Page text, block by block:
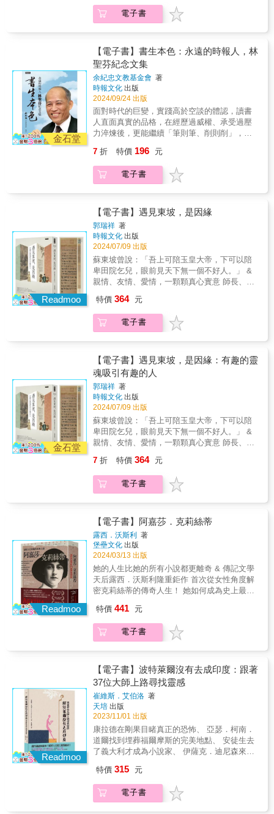
優秀文人，卻再沒人能複製其風格。他從報紙
起家，聲名鵲起後輾轉落腳於剛起步的《紐約
客》。從二十世紀三〇年代到六〇年代，他宛
如紐約的代言人，他走遍城市每一個角落，記
錄下這座偉大的城市裡形形色色的人——從莫
霍克（Mohawk）的鋼鐵工人到史泰登島
（Staten Island）的牡蠣採集工人，從流落街
頭、號稱在撰寫百萬字口述史的「海鷗教授」
喬・古爾德到創辦紐約首屈一指的沙龍的老約
翰・麥克索利（Old John McSorley）。然而，
曾寫出《我洗耳恭聽》（My Ears Are
Bent）、《喬・古爾德的秘密》（Joe Gould’s
美妙的書寫後，卻突然消匿於文學史，再無新
作整整三十年？當米契爾於一九九六年去世
時，他最廣為人知的，不是優雅獨特的寫作風
羅德．羅斯（Harold Ross）傳記的湯瑪斯．康
克爾（Thomas Kunkel），所撰寫的《米契爾
先生為何不寫了？》（Man in Profile），是第
一部完整追索米契爾的傳記。這位傳奇作家如
何思考？如何寫作？此外，亦嘗試回答困擾讀
者和評論家數十年的大哉問：米契爾為何停筆
三十年？無論戰前抑或戰後，米契爾耗費數十
年於紐約街頭晃蕩，以文字留下關於這個城市
的剪影，永恆而深刻。然而，到了二十世紀七
米契爾逐漸認不出這個生活了大半輩子的城
市。這種迷茫困惑，再加上他對自身越來越高
的要求，都讓米契爾如履薄冰，最終墜落於無
經是半個世紀以前的事，這位已逝的作家仍有
著深刻的魅力。他的作品、他的故事——尤其
是那神隱的三十年——都超越了時空，吸引著
大批追隨者。康克爾這部深受評論界肯定的
《米契爾先生為何不寫了？》，帶領我們回望
這個曾定義非虛構寫作的傳奇作家，而這頭美
國新聞界的雄獅，也終於走出了曾經威脅著要
吞噬他的陰影。【各界讚譽】 「一本關於我
為約瑟夫・米契爾作傳的理想人選……是關於
《紐約客》雜誌精神與紐約報業的傳奇黃金年
代的偉大權威之一，名符其實、無愧於傳主的
作家與巧匠。」——布萊克貝利（Blake
「極具說服力地描繪出一個關心世間萬物的
人。」——《倫敦書評》（London Review of
Books） 「這本精彩的書生動地闡述了米契爾
的一生和成就。」——《芝加哥論壇報》
（Chicago Tribune） 「一本面面俱到且引人
共鳴的全新傳記。」——露絲．富蘭克林
（Ruth Franklin），評論家、美國國家書評人
協會獎傳記類得主 「極其出色……（我們之
中有許多）約瑟夫．米契爾的忠實讀者從不厭
我們是否需要一本米契爾的傳記。……現在，
湯瑪斯．康克爾寫了這本書，證明我們非常需
要一本一流的米契爾傳記。」——《華爾街日
先生為何不寫了》是一本優雅動人的傳記，主
角深具紐約特質一如其筆下的紐約角色，他深
信這座城市的魔力並為其獨特特徵添磚加
瓦。」——《紐約時報》（The New York
Times） 「報導文學的守護神自一九九六年去
世至今沒有任何一本傳記，這讓人困惑，但湯
瑪斯．康克爾的《米契爾先生為何不寫了？》
值得等待。……生動且見解深刻。」——《舊
凡之作……任何想以報導文學闖出名堂的作家
都必須與米契爾打交道。」——《哥倫比亞新
聞評論》（Columbia Journalism Review）
「對於《紐約客》的愛好者而言，講述雜誌往
會漸成變革中心，林聖芬先生觀察敏銳深刻，
在大是大非之間，常能不畏壓力，執筆陳詞，
見證。先後出任政治組召集人、採訪主任、副
總編輯、副總主筆、時報雜誌總編輯。服務中
國時報期間，先生秉性謙和良善，每於繁忙的
新聞工作之餘，廣泛結合政治、經濟、學術、
文化各方面資源，以自身為平台，溝通交流、
多方媒合，與人為善，無私奉獻。《中時晚
報》成立，受命出任第二任社長，《中國時
報》總編輯、社長、發行人，出任中國電視公
司董事長，前後效力於時報集團近四十年。在
台灣民主化過程中，號召師友集思廣益，共同
期兼任余紀忠文教基金會董事兼副執行長。時
報成立四十週年之際，力倡「種樹救水源（俟
河之清）」等多項社會公共議題，推動台灣邁
生，在每個崗位都全力以赴，他見證了時代，
留下了一個時報人清晰的足印。集結眾多故友
懷想、深深的懷念，永恆追思文集，以茲紀
念。
電子書
金石堂
【電子書】書生本色：永遠的時報人，林
聖芬紀念文集
余紀忠文教基金會 著
時報文化 出版
2024/09/24 出版
面對時代的巨變，實踐高於空談的體認，讀書
人直面真實的品格，在經歷過威權、承受過壓
力淬煉後，更能繼續「筆則筆、削則削」，足
頗深，亟需改革，社會力開始甦醒的時代。國
會漸成變革中心，林聖芬先生觀察敏銳深刻，
在大是大非之間，常能不畏壓力，執筆陳詞，
見證。先後出任政治組召集人、採訪主任、副
總編輯、副總主筆、時報雜誌總編輯。服務中
國時報期間，先生秉性謙和良善，每於繁忙的
新聞工作之餘，廣泛結合政治、經濟、學術、
文化各方面資源，以自身為平台，溝通交流、
多方媒合，與人為善，無私奉獻。《中時晚
報》成立，受命出任第二任社長，《中國時
報》總編輯、社長、發行人，出任中國電視公
司董事長，前後效力於時報集團近四十年。在
推動台灣社會、政經、文化的進步發展，並長
期兼任余紀忠文教基金會董事兼副執行長。時
報成立四十週年之際，力倡「種樹救水源（俟
河之清）」等多項社會公共議題，推動台灣邁
向「公與義的社會」。結合抱負與志業的一
生，在每個崗位都全力以赴，他見證了時代，
留下了一個時報人清晰的足印。集結眾多故友
懷想、深深的懷念，永恆追思文集，以茲紀
念。
7 折 特價 196 元
電子書
Readmoo
【電子書】遇見東坡，是因緣
郭瑞祥 著
時報文化 出版
2024/07/09 出版
蘇東坡曾說：「吾上可陪玉皇大帝，下可以陪
卑田院乞兒，眼前見天下無一個不好人。」 &
親情、友情、愛情，一顆顆真心實意 師長、文
荒，一場場危厄橫逆 蘇軾一步步走過64年驚險
又精采的日月 與何人相遇，皆是因緣 & 以蘇軾
的人際社交圈為觀察點，在豐富的史料基礎
蘇軾與大宋三十多位文化精英的命運交織和人
生糾葛。細緻地按照時間脈絡，結合蘇軾所處
的境況際遇，解讀其詩詞作品。 透過蘇軾與家
人、師友、知己、政敵、弟子等人的社會交
往，可一覽北宋文人圈的藝術生活，窺見「烏
臺詩案」牽涉的諸多往事，充分了解其人格魅
力和豐富的一生。 「群狼環伺，步步驚心」的
北宋政治中，細看蘇軾如何展現「一蓑煙雨任
平生」、「也無風雨也無晴」的人生哲學。 &
「其於人，見善稱之，如恐不及；見不善斥
用此數困於世，然終不以為恨。」──蘇轍 &
「如果自己要去古代旅行，會和蘇東坡一起
去。」──余光中 & 隨書附「天下第三行書」北
州。已過三寒食。年年欲惜春。春去不容惜。
今年又苦雨。兩月秋蕭瑟。臥聞海棠花。泥汙
燕支雪。闇中偷負去。夜半真有力。何殊病少
年。子（點去）。病起頭已白。春江欲入戶。
雨勢來不已。雨（點去）。小屋如漁舟。濛濛
水雲裡。空庖煮寒菜。破竈燒濕葦。那知是寒
食。但見烏銜帋。君門深九重。墳墓在万里。
& 1082年，蘇軾於黃州東坡雪堂寫下的二首
詩，此帖行書筆法自由，是他平生最得意的書
法作品，被稱為「蘇書第一」。此詩為其人生
低谷的記錄，見證了以「心似已灰之木」的無
舟」自適於天地之間。 & 國立故宮博物院館藏
精品 原作尺寸：長34.2公分&times;寬199.5公
分 拉頁尺寸：長21公分&times;寬54.4公分 &
特價 364 元
電子書
金石堂
【電子書】遇見東坡，是因緣：有趣的靈
魂吸引有趣的人
郭瑞祥 著
時報文化 出版
2024/07/09 出版
蘇東坡曾說：「吾上可陪玉皇大帝，下可以陪
卑田院乞兒，眼前見天下無一個不好人。」 &
親情、友情、愛情，一顆顆真心實意 師長、文
荒，一場場危厄橫逆 蘇軾一步步走過64年驚險
又精采的日月 與何人相遇，皆是因緣 & 以蘇軾
的人際社交圈為觀察點，在豐富的史料基礎
蘇軾與大宋三十多位文化精英的命運交織和人
生糾葛。細緻地按照時間脈絡，結合蘇軾所處
的境況際遇，解讀其詩詞作品。 透過蘇軾與家
人、師友、知己、政敵、弟子等人的社會交
往，可一覽北宋文人圈的藝術生活，窺見「烏
臺詩案」牽涉的諸多往事，充分了解其人格魅
力和豐富的一生。 「群狼環伺，步步驚心」的
北宋政治中，細看蘇軾如何展現「一蓑煙雨任
平生」、「也無風雨也無晴」的人生哲學。 &
之，如恐不盡；見義勇於敢為，而不顧其害。
用此數困於世，然終不以為恨。」──蘇轍 &
「如果自己要去古代旅行，會和蘇東坡一起
宋‧蘇軾《黃州寒食詩帖》全幅大拉頁 自我來黃
州。已過三寒食。年年欲惜春。春去不容惜。
今年又苦雨。兩月秋蕭瑟。臥聞海棠花。泥汙
燕支雪。闇中偷負去。夜半真有力。何殊病少
年。子（點去）。病起頭已白。春江欲入戶。
雨勢來不已。雨（點去）。小屋如漁舟。濛濛
水雲裡。空庖煮寒菜。破竈燒濕葦。那知是寒
食。但見烏銜帋。君門深九重。墳墓在万里。
& 1082年，蘇軾於黃州東坡雪堂寫下的二首
詩，此帖行書筆法自由，是他平生最得意的書
法作品，被稱為「蘇書第一」。此詩為其人生
7 折 特價 364 元
電子書
Readmoo
【電子書】阿嘉莎．克莉絲蒂
露西．沃斯利 著
堡壘文化 出版
2024/03/13 出版
她的人生比她的所有小說都更離奇 & 傳記文學
天后露西．沃斯利隆重鉅作 首次從女性角度解
密克莉絲蒂的傳奇人生！ 她如何成為史上最暢
何打破了那個時代對女性的種種規範
&mdash;&mdash; & ★英國@CrimeFest
H.R.F. Keating Award決選入圍 ★《衛報》、
好者都該閱讀這本傳記，原因就和閱讀她的小
說相同！」──《泰晤士報》The Times & 從
「維多利亞女孩」到「戰時護士」到「謀殺天
后」， 她的作品不僅是英國歷史的縮影，更是
照見她生命歷程的鏡子，也代表了那個戰後的
偵探小說黃金年代。 但關於阿嘉莎・克莉絲蒂
本人，我們又了解多少？ & 作品銷量僅次於
《聖經》和莎士比亞，《東方快車謀殺案》、
《尼羅河謀殺案》、《一個都不留》多次改編
成電影，劇作《捕鼠器》創下史上最長公演紀
號，她筆下最受歡迎的偵探赫丘勒．白羅過世
時，訃聞甚至登上了《紐約時報》。 & 如此超
凡出眾的職涯成就，但終其一生，阿嘉莎．克
特價 441 元
電子書
Readmoo
【電子書】波特萊爾沒有去成印度：跟著
37位大師上路尋找靈感
崔維斯．艾伯洛 著
天培 出版
2023/11/01 出版
康拉德在剛果目睹真正的恐怖、 亞瑟．柯南．
道爾找到埋葬福爾摩斯的完美地點、 安徒生去
了義大利才成為小說家、 伊薩克．迪尼森來到
現仙境、 費茲傑羅在蔚藍海岸的光輝中看見奢
華生活、 凱魯亞克第一次在路上還不知道他會
寫出《在路上》&hellip;&hellip; 如果對我們所
特價 315 元
電子書